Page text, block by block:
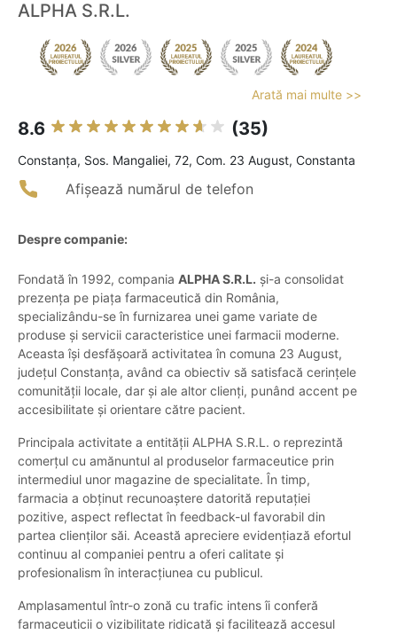
ALPHA S.R.L.
Arată mai multe >>
8.6 (35)
Constanţa, Sos. Mangaliei, 72, Com. 23 August, Constanta
Afișează numărul de telefon
Despre companie:
Fondată în 1992, compania ALPHA S.R.L. și-a consolidat
prezența pe piața farmaceutică din România,
specializându-se în furnizarea unei game variate de
produse și servicii caracteristice unei farmacii moderne.
Aceasta își desfășoară activitatea în comuna 23 August,
județul Constanța, având ca obiectiv să satisfacă cerințele
comunității locale, dar și ale altor clienți, punând accent pe
accesibilitate și orientare către pacient.
Principala activitate a entității ALPHA S.R.L. o reprezintă
comerțul cu amănuntul al produselor farmaceutice prin
intermediul unor magazine de specialitate. În timp,
farmacia a obținut recunoaștere datorită reputației
pozitive, aspect reflectat în feedback-ul favorabil din
partea clienților săi. Această apreciere evidențiază efortul
continuu al companiei pentru a oferi calitate și
profesionalism în interacțiunea cu publicul.
Amplasamentul într-o zonă cu trafic intens îi conferă
farmaceuticii o vizibilitate ridicată și facilitează accesul